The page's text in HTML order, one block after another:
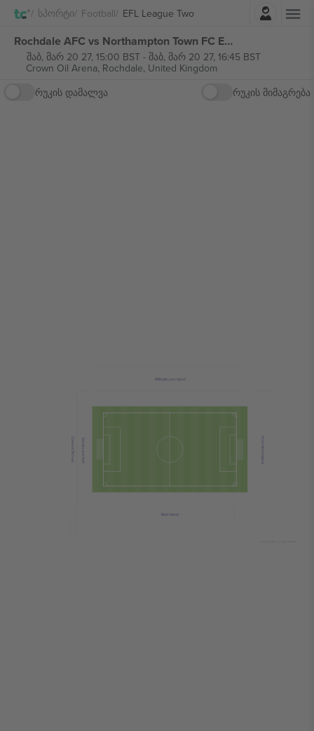
Სპორტი Football EFL League Twoშესვლა
Rochdale AFC vs Northampton Town FC EFL League Two ბილეთი
შაბ, მარ 20 27, 15:00 BST- შაბ, მარ 20 27, 16:45 BST
Crown Oil Arena, Rochdale, United Kingdom
რუკის დამალვა
რუკის მიმაგრება
Main Stand
Pearl Street Stand
Willbutts Lane Stand
Sandy Lane End
Covered Terrace